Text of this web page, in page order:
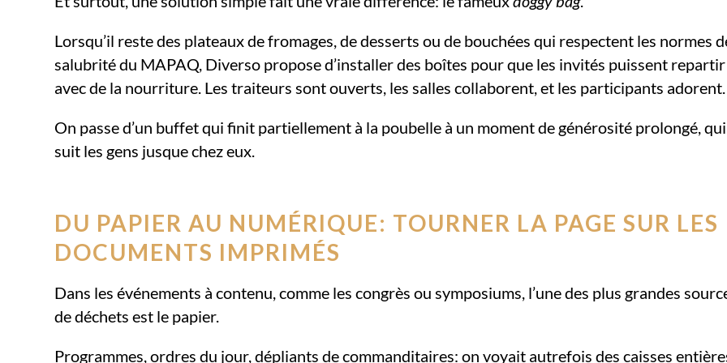
Lorsqu’il reste des plateaux de fromages, de desserts ou de bouchées qui respectent les normes
salubrité du MAPAQ, Diverso propose d’installer des boîtes pour que les invités puissent repartir
avec de la nourriture. Les traiteurs sont ouverts, les salles collaborent, et les participants adorent.
On passe d’un buffet qui finit partiellement à la poubelle à un moment de générosité prolongé, qui
suit les gens jusque chez eux.
DU PAPIER AU NUMÉRIQUE: TOURNER LA PAGE SUR LES
DOCUMENTS IMPRIMÉS
Dans les événements à contenu, comme les congrès ou symposiums, l’une des plus grandes
de déchets est le papier.
Programmes, ordres du jour, dépliants de commanditaires: on voyait autrefois des caisses